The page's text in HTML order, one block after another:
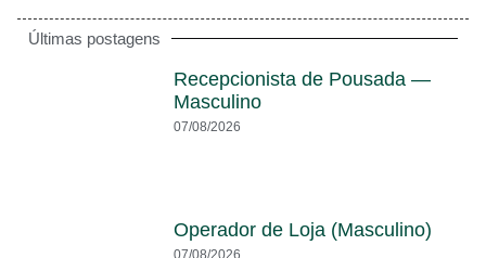
Últimas postagens
Recepcionista de Pousada —
Masculino
07/08/2026
Operador de Loja (Masculino)
07/08/2026